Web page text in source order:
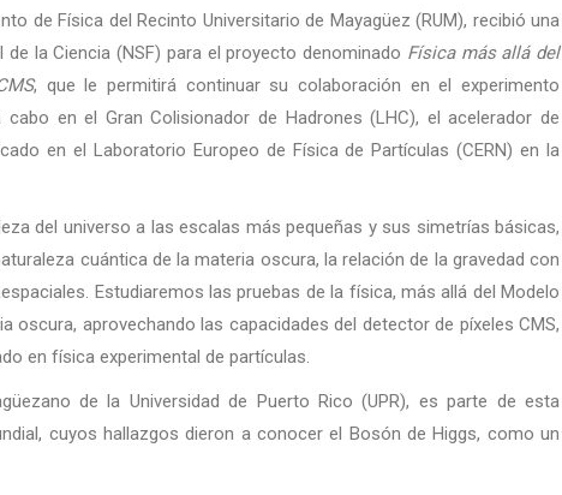
de Física del Recinto Universitario de Mayagüez (RUM), recibió una
la Ciencia (NSF) para el proyecto denominado Física más allá del
, que le permitirá continuar su colaboración en el experimento
en el Gran Colisionador de Hadrones (LHC), el acelerador de
en el Laboratorio Europeo de Física de Partículas (CERN) en la
del universo a las escalas más pequeñas y sus simetrías básicas,
cuántica de la materia oscura, la relación de la gravedad con
Estudiaremos las pruebas de la física, más allá del Modelo
oscura, aprovechando las capacidades del detector de píxeles CMS,
en física experimental de partículas.
de la Universidad de Puerto Rico (UPR), es parte de esta
cuyos hallazgos dieron a conocer el Bosón de Higgs, como un